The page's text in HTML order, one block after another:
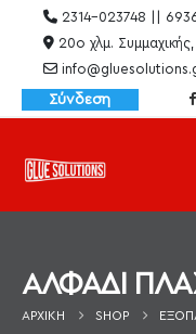
2314-023748 ||
20ο χλμ.
Σύνδεση
AΛΦΑΔΙ
ΑΡΧΙΚΉ SHOP